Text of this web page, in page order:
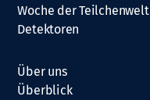
Woche der Teilchenwelt
Detektoren
Über uns
Überblick